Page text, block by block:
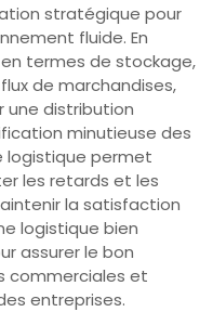
stratégique pour
fluide. En
termes de stockage,
de marchandises,
une distribution
minutieuse des
logistique permet
les retards et les
la satisfaction
logistique bien
assurer le bon
commerciales et
entreprises.